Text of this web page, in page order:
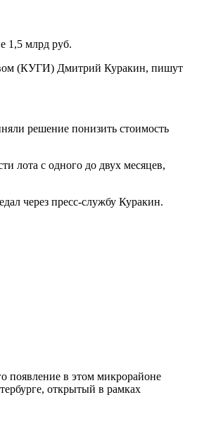
1,5 млрд руб.
(КУГИ) Дмитрий Куракин, пишут
решение понизить стоимость
лота с одного до двух месяцев,
через пресс-службу Куракин.
появление в этом микрорайоне
открытый в рамках